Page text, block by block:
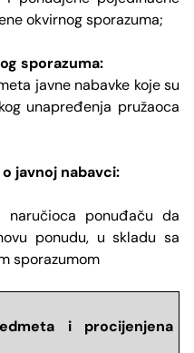
okvirnog sporazuma;
sporazuma:
javne nabavke koje su
unapređenja pružaoca
javnoj nabavci:
naručioca ponuđaču da
ponudu, u skladu sa
sporazumom
i procijenjena